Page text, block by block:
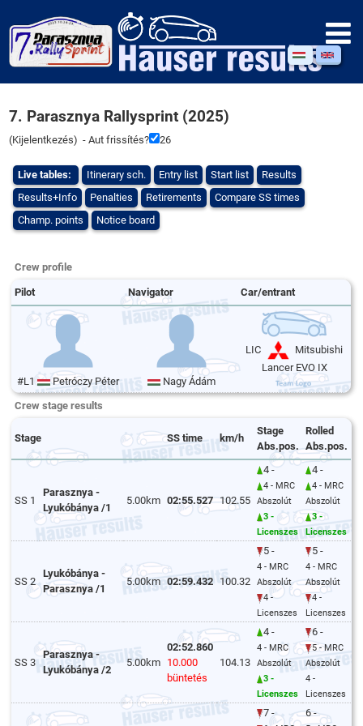
7. Parasznya Rallysprint (2025)
(Kijelentkezés) - Aut frissítés? 26
Live tables: Itinerary sch. Entry list Start list
Results
Results+Info
Penalties Retirements
Compare SS times
Champ. points
Notice board
Crew profile
Pilot Navigator Car/entrant
#L1 Petróczy Péter Nagy Ádám
LIC
Mitsubishi
Lancer EVO IX
Crew stage results
Stage SS time km/h
Stage
Abs.pos.
Rolled
Abs.pos.
SS 1
Parasznya -
Lyukóbánya /1
5.00km 02:55.527 102.55
4 -
4 - MRC
Abszolút
3 -
Licenszes
4 -
4 - MRC
Abszolút
3 -
Licenszes
SS 2
Lyukóbánya -
Parasznya /1
5.00km 02:59.432 100.32
5 -
4 - MRC
Abszolút
4 -
Licenszes
5 -
4 - MRC
Abszolút
4 -
Licenszes
SS 3
Parasznya -
Lyukóbánya /2
5.00km
02:52.860
10.000
büntetés
104.13
4 -
4 - MRC
Abszolút
3 -
Licenszes
6 -
5 - MRC
Abszolút
4 -
Licenszes
7 - 6 -